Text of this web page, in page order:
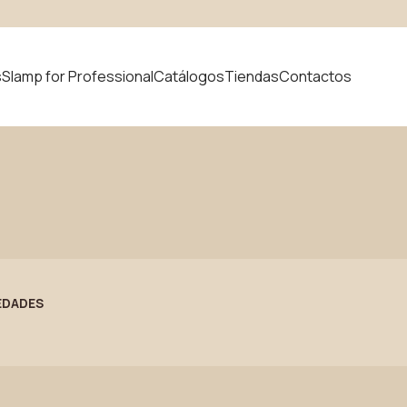
Slamp for ProfessionalCatálogosTiendasContactos